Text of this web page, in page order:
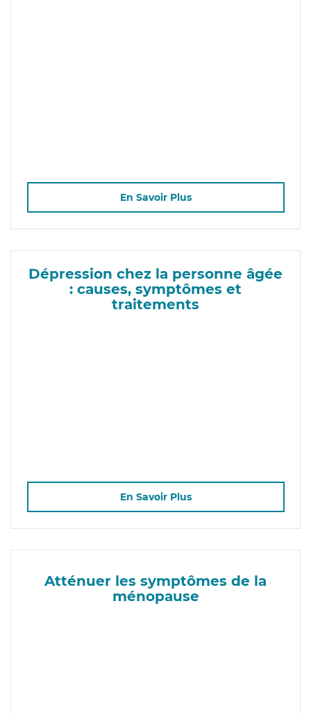
En Savoir Plus
Dépression chez la personne âgée
: causes, symptômes et
traitements
En Savoir Plus
Atténuer les symptômes de la
ménopause